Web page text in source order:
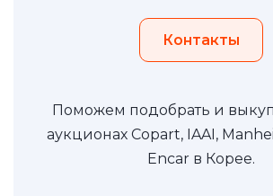
Контакты
Поможем подобрать и
аукционах Copart, IAAI,
Encar в Корее.